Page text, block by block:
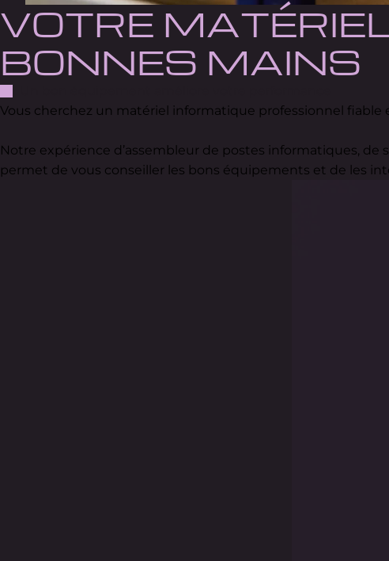
VOTRE
BONNES MAINS
Vous cherchez un matériel informatique professionnel
Notre expérience d’assembleur de postes informatiques,
permet de vous conseiller les bons équipements et de les